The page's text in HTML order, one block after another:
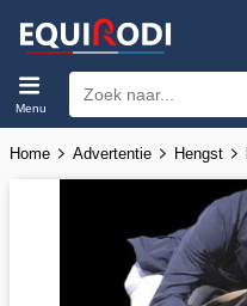
Menu
Home Advertentie Hengst